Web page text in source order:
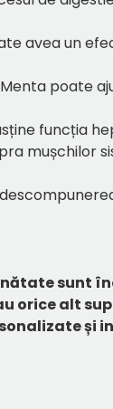
avea un
poate
funcția
mușchilor
sunt
orice alt
și